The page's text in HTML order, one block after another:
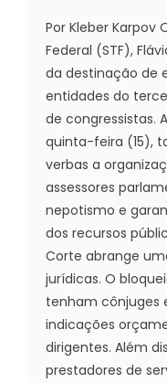
Por Kleber Karpov
Federal (STF),
da destinação de
entidades do
de congressistas.
quinta-feira (15),
verbas a
assessores
nepotismo e
dos recursos
Corte abrange
jurídicas. O
tenham cônjuges
indicações
dirigentes. Além
prestadores de